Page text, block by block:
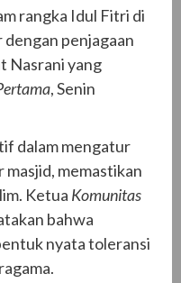
rangka Idul Fitri di
penjagaan
Nasrani yang
, Senin
dalam mengatur
memastikan
Ketua Komunitas
bahwa
nyata toleransi